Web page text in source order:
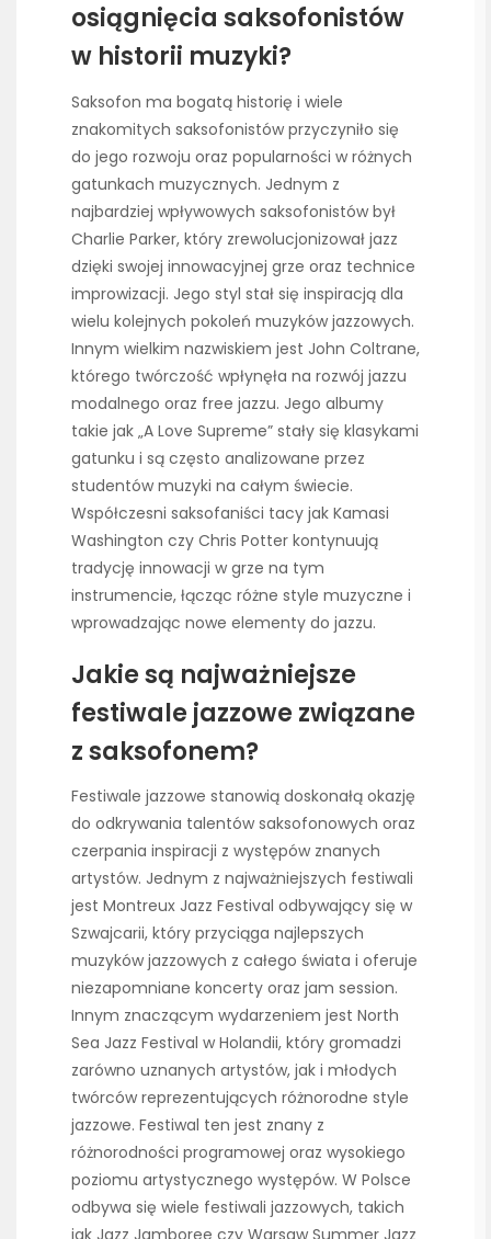
osiągnięcia saksofonistów
w historii muzyki?
Saksofon ma bogatą historię i wiele
znakomitych saksofonistów przyczyniło się
do jego rozwoju oraz popularności w różnych
gatunkach muzycznych. Jednym z
najbardziej wpływowych saksofonistów był
Charlie Parker, który zrewolucjonizował jazz
dzięki swojej innowacyjnej grze oraz technice
improwizacji. Jego styl stał się inspiracją dla
wielu kolejnych pokoleń muzyków jazzowych.
Innym wielkim nazwiskiem jest John Coltrane,
którego twórczość wpłynęła na rozwój jazzu
modalnego oraz free jazzu. Jego albumy
takie jak „A Love Supreme” stały się klasykami
gatunku i są często analizowane przez
studentów muzyki na całym świecie.
Współczesni saksofaniści tacy jak Kamasi
Washington czy Chris Potter kontynuują
tradycję innowacji w grze na tym
instrumencie, łącząc różne style muzyczne i
wprowadzając nowe elementy do jazzu.
Jakie są najważniejsze
festiwale jazzowe związane
z saksofonem?
Festiwale jazzowe stanowią doskonałą okazję
do odkrywania talentów saksofonowych oraz
czerpania inspiracji z występów znanych
artystów. Jednym z najważniejszych festiwali
jest Montreux Jazz Festival odbywający się w
Szwajcarii, który przyciąga najlepszych
muzyków jazzowych z całego świata i oferuje
niezapomniane koncerty oraz jam session.
Innym znaczącym wydarzeniem jest North
Sea Jazz Festival w Holandii, który gromadzi
zarówno uznanych artystów, jak i młodych
twórców reprezentujących różnorodne style
jazzowe. Festiwal ten jest znany z
różnorodności programowej oraz wysokiego
poziomu artystycznego występów. W Polsce
odbywa się wiele festiwali jazzowych, takich